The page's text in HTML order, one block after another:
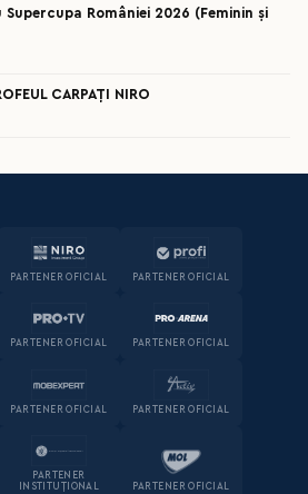
României 2026 (Feminin și
CARPAȚI NIRO
PARTENER OFICIAL PARTENER OFICIAL
PARTENER OFICIAL PARTENER OFICIAL
PARTENER OFICIAL PARTENER OFICIAL
PARTENER
INSTITUȚIONAL
PARTENER OFICIAL